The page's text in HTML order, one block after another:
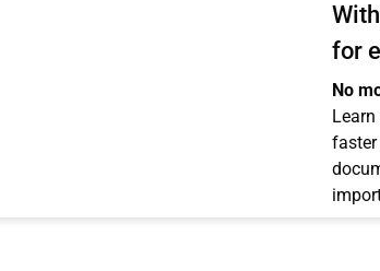
With
for
No
faster